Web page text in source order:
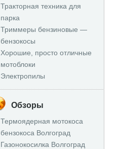
Тракторная техника для
парка
Триммеры бензиновые —
бензокосы
Хорошие, просто отличные
мотоблоки
Электропилы
Обзоры
Термоядерная мотокоса
бензокоса Волгоград
Газонокосилка Волгоград